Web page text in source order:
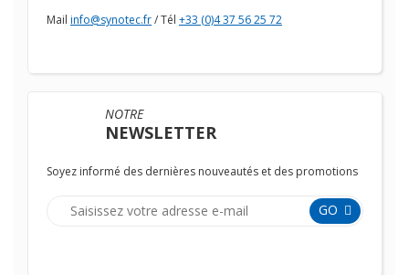
Mail info@synotec.fr/ Tél +33 (0)4 37 56 25 72
NOTRE
NEWSLETTER
Soyez informé des dernières nouveautés et des promotions
GO